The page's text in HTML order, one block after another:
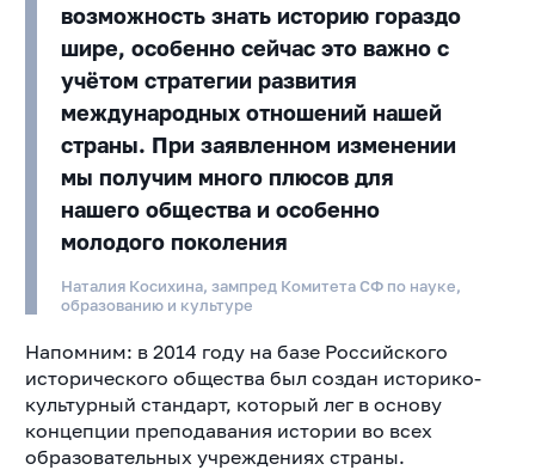
возможность знать историю гораздо
шире, особенно сейчас это важно с
учётом стратегии развития
международных отношений нашей
страны. При заявленном изменении
мы получим много плюсов для
нашего общества и особенно
молодого поколения
Наталия Косихина, зампред Комитета СФ по науке,
образованию и культуре
Напомним: в 2014 году на базе Российского
исторического общества был создан историко-
культурный стандарт, который лег в основу
концепции преподавания истории во всех
образовательных учреждениях страны.